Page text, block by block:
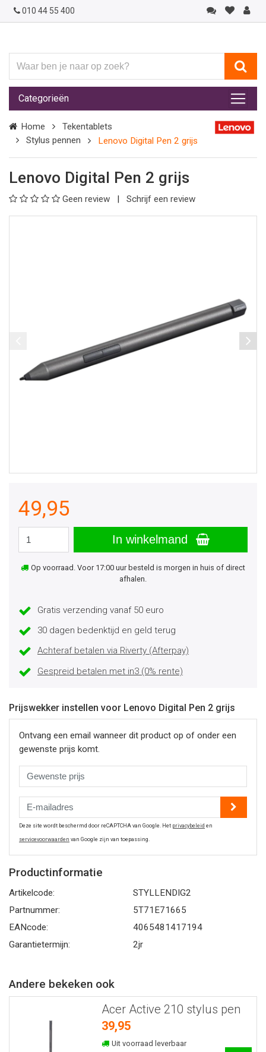
010 44 55 400
ben
je
naar
op
zoek?
Categorieën
Home
Tekentablets
Stylus pennen
Lenovo Digital Pen 2 grijs
Lenovo Digital Pen 2 grijs
Geen review Schrijf een review
49,95
In winkelmand
Op voorraad. Voor 17:00 uur besteld is morgen in huis of direct
afhalen.
Gratis verzending vanaf 50 euro
30 dagen bedenktijd en geld terug
Achteraf betalen via Riverty (Afterpay)
Gespreid betalen met in3 (0% rente)
Prijswekker instellen voor Lenovo Digital Pen 2 grijs
Ontvang een email wanneer dit product op of onder een
gewenste prijs komt.
Deze site wordt beschermd door reCAPTCHA van Google. Het privacybeleid en
servicevoorwaarden van Google zijn van toepassing.
Productinformatie
Artikelcode:
STYLLENDIG2
Partnummer:
5T71E71665
EANcode:
4065481417194
Garantietermijn:
2jr
Andere bekeken ook
Acer Active 210 stylus pen
39,95
Uit voorraad leverbaar